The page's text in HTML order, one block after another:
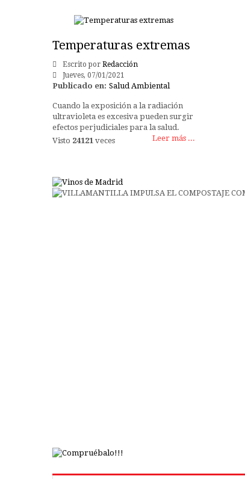
Temperaturas extremas
Escrito por Redacción
Jueves, 07/01/2021
Publicado en: Salud Ambiental
Cuando la exposición a la radiación
ultravioleta es excesiva pueden surgir
efectos perjudiciales para la salud.
Leer más ...
Visto 24121 veces